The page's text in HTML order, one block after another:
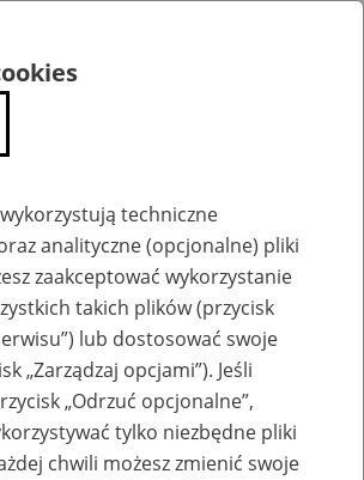
Przepraszamy,
podana strona nie została znaleziona.
Błąd 404
techniczne
analityczne (opcjonalne) pliki
zaakceptować wykorzystanie
takich plików (przycisk
lub dostosować swoje
„Zarządzaj opcjami”). Jeśli
„Odrzuć opcjonalne”,
tylko niezbędne pliki
chwili możesz zmienić swoje